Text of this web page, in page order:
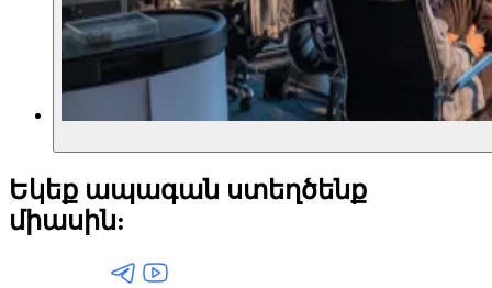
Եկեք ապագան ստեղծենք
միասին: